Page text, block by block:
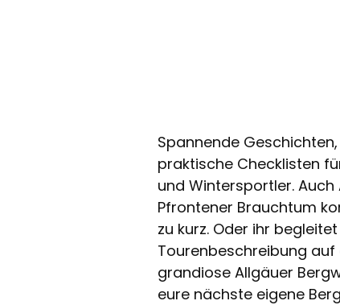
Spannende
praktische Checklisten
und Wintersportler.
Pfrontener Brauchtum
zu kurz. Oder ihr
Tourenbeschreibung
grandiose Allgäuer
eure nächste eigene